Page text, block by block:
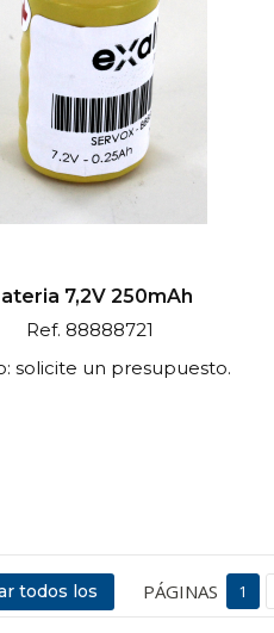
7,2V 250mAh
Ref. 88888721
solicite un presupuesto.
todos los PÁGINAS 1